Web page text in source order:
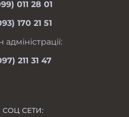
011 28 01
170 21 51
211 31 47
СОЦ СЕТИ: